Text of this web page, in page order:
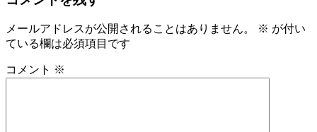
メールアドレスが公開されることはありません。 ※ が付い
ている欄は必須項目です
コメント ※